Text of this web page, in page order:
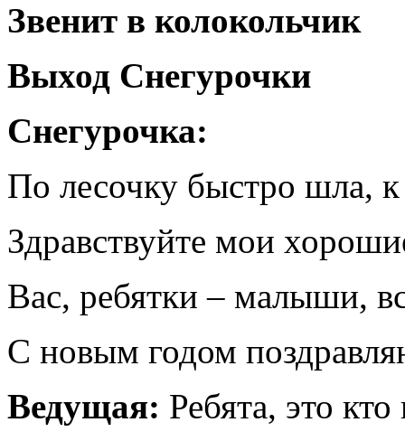
Звенит в колокольчик
Выход Снегурочки
Снегурочка:
По лесочку быстро шла,
Здравствуйте мои
Вас, ребятки – малыши,
С новым годом
Ведущая: Ребята, это